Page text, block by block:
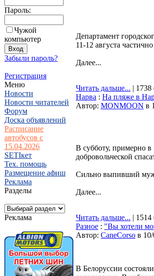
Пароль:
Чужой
компьютер
Забыли пароль?
Регистрация
Меню
Новости
Новости читателей
Форум
Доска объявлений
Расписание
автобусов с
15.04.2026
SETIкет
Тех. помощь
Размещение афиш
Реклама
Разделы
Реклама
Департамент
11-12 августа
Далее...
Читать дальше... | 1738
Нарва : На пляже в
Автор: MONMOON в
В субботу, примерно в
добровольческой
Сильно выпивший
Далее...
Читать дальше... | 1514
Разное : "Вы хотели
Автор: CaneCorso в
В Белоруссии